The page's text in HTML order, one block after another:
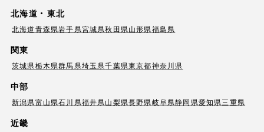
北海道・東北
北海道青森県岩手県宮城県秋田県山形県福島県
関東
茨城県栃木県群馬県埼玉県千葉県東京都神奈川県
中部
新潟県富山県石川県福井県山梨県長野県岐阜県静岡県愛知県三重県
近畿